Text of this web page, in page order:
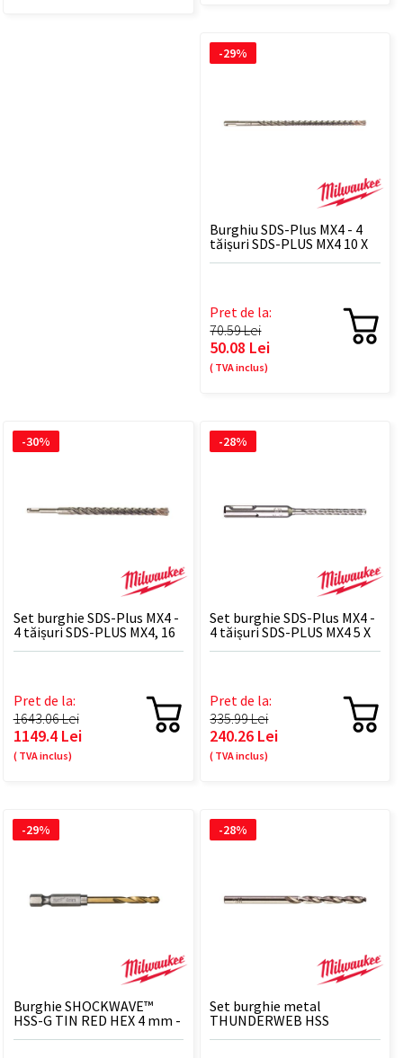
Burghiu SDS-Plus MX4 - 4
tăișuri SDS-PLUS MX4 10 X
265 - 1 BUC
Pret de la:
70.59 Lei
50.08 Lei
( TVA inclus)
-29%
Set burghie SDS-Plus MX4 -
4 tăișuri SDS-PLUS MX4, 16
X 260 mm - 10 BUC
Pret de la:
1643.06 Lei
1149.4 Lei
( TVA inclus)
-30%
Set burghie SDS-Plus MX4 -
4 tăișuri SDS-PLUS MX4 5 X
115 - 10 BUC
Pret de la:
335.99 Lei
240.26 Lei
( TVA inclus)
-28%
Burghie SHOCKWAVE™
HSS-G TIN RED HEX 4 mm -
2 BUC
-29%
Set burghie metal
THUNDERWEB HSS
Ground, DIN 338, TW 4.2 x
-28%